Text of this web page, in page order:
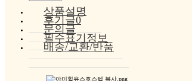
상품설명
후기글0
문의글
필수표기정보
배송/교환/반품